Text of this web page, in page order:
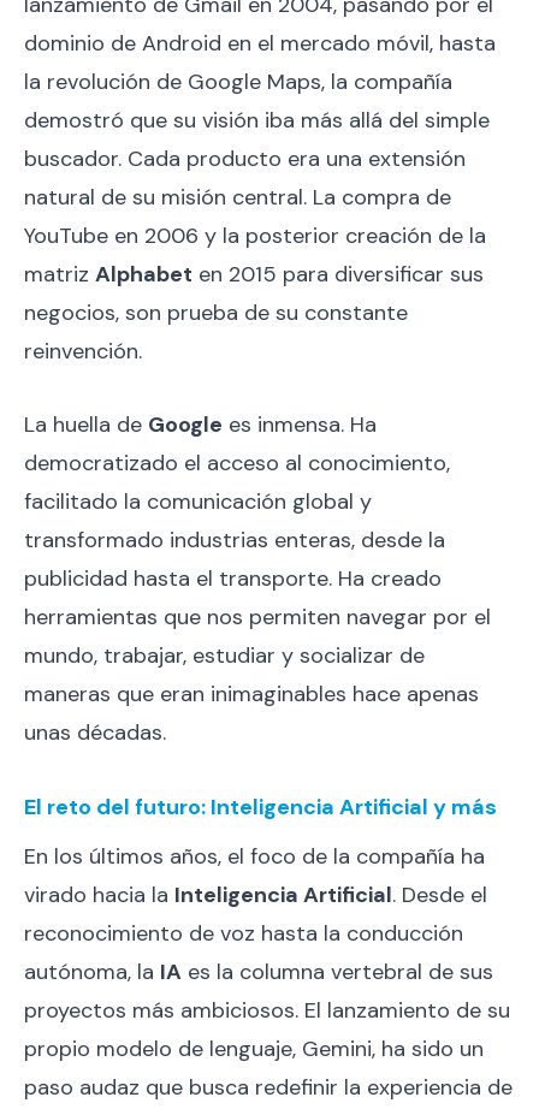
dominio de Android en el mercado móvil, hasta
la revolución de Google Maps, la compañía
demostró que su visión iba más allá del simple
buscador. Cada producto era una extensión
natural de su misión central. La compra de
YouTube en 2006 y la posterior creación de la
matriz Alphabet en 2015 para diversificar sus
negocios, son prueba de su constante
reinvención.
La huella de Google es inmensa. Ha
democratizado el acceso al conocimiento,
facilitado la comunicación global y
transformado industrias enteras, desde la
publicidad hasta el transporte. Ha creado
herramientas que nos permiten navegar por el
mundo, trabajar, estudiar y socializar de
maneras que eran inimaginables hace apenas
unas décadas.
El reto del futuro: Inteligencia Artificial y más
En los últimos años, el foco de la compañía ha
virado hacia la Inteligencia Artificial. Desde el
reconocimiento de voz hasta la conducción
autónoma, la IA es la columna vertebral de sus
proyectos más ambiciosos. El lanzamiento de su
propio modelo de lenguaje, Gemini, ha sido un
paso audaz que busca redefinir la experiencia de